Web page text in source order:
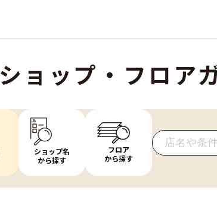
ショップ・フロア
ショップ名
から探す
フロア
から探す